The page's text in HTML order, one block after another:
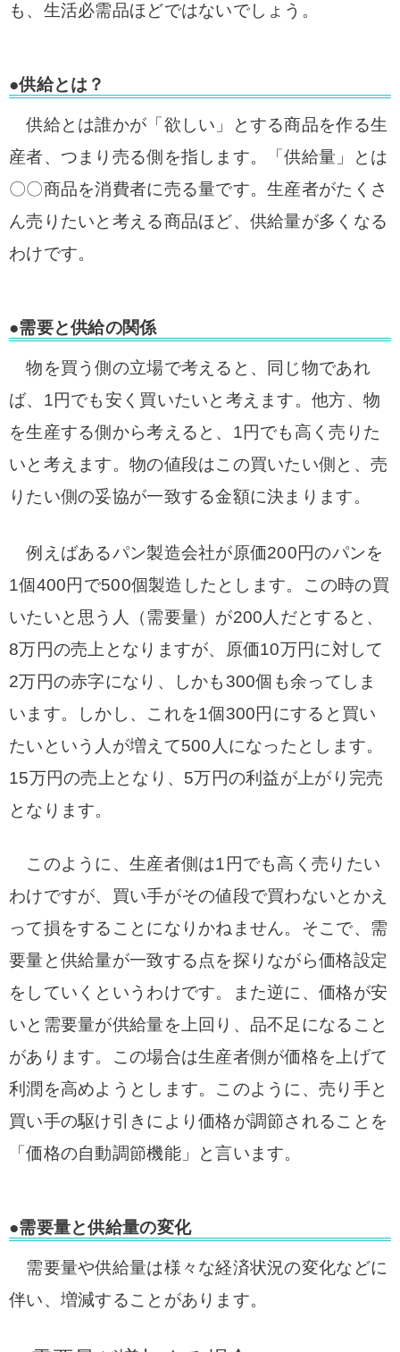
も、生活必需品ほどではないでしょう。
●供給とは？
供給とは誰かが「欲しい」とする商品を作る生
産者、つまり売る側を指します。「供給量」とは
〇〇商品を消費者に売る量です。生産者がたくさ
ん売りたいと考える商品ほど、供給量が多くなる
わけです。
●需要と供給の関係
物を買う側の立場で考えると、同じ物であれ
ば、1円でも安く買いたいと考えます。他方、物
を生産する側から考えると、1円でも高く売りた
いと考えます。物の値段はこの買いたい側と、売
りたい側の妥協が一致する金額に決まります。
例えばあるパン製造会社が原価200円のパンを
1個400円で500個製造したとします。この時の買
いたいと思う人（需要量）が200人だとすると、
8万円の売上となりますが、原価10万円に対して
2万円の赤字になり、しかも300個も余ってしま
います。しかし、これを1個300円にすると買い
たいという人が増えて500人になったとします。
15万円の売上となり、5万円の利益が上がり完売
となります。
このように、生産者側は1円でも高く売りたい
わけですが、買い手がその値段で買わないとかえ
って損をすることになりかねません。そこで、需
要量と供給量が一致する点を探りながら価格設定
をしていくというわけです。また逆に、価格が安
いと需要量が供給量を上回り、品不足になること
があります。この場合は生産者側が価格を上げて
利潤を高めようとします。このように、売り手と
買い手の駆け引きにより価格が調節されることを
「価格の自動調節機能」と言います。
●需要量と供給量の変化
需要量や供給量は様々な経済状況の変化などに
伴い、増減することがあります。